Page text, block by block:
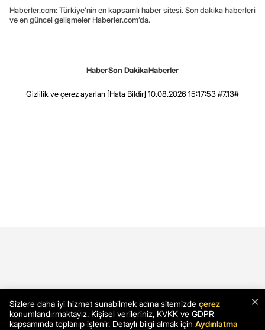
Haberler.com: Türkiye’nin en kapsamlı haber sitesi. Son dakika haberleri
ve en güncel gelişmeler Haberler.com’da.
HaberSon DakikaHaberler
Gizlilik ve çerez ayarları [Hata Bildir] 10.08.2026 15:17:53 #7.13#
×
Sizlere daha iyi hizmet sunabilmek adına sitemizde çerez
konumlandırmaktayız. Kişisel verileriniz, KVKK ve GDPR
kapsamında toplanıp işlenir. Detaylı bilgi almak için Aydınlatma